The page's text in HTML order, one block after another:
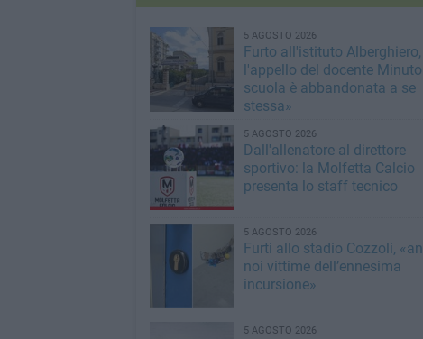
5 AGOSTO 2026
Furto all'istituto Alberghiero,
l'appello del docente
scuola è abbandonata a se
stessa»
5 AGOSTO 2026
Dall'allenatore al direttore
sportivo: la Molfetta Calcio
presenta lo staff tecnico
5 AGOSTO 2026
Furti allo stadio Cozzoli,
noi vittime dell’ennesima
incursione»
5 AGOSTO 2026